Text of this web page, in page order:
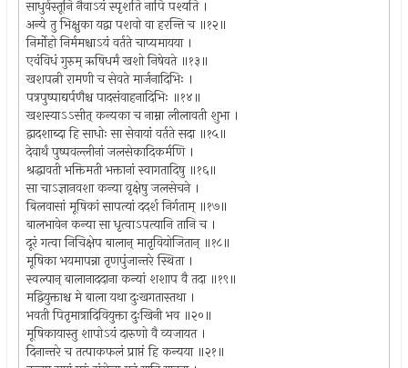
साधुर्वस्तूनि नैवाऽयं स्पृशति नापि पश्यति ।
अन्ये तु भिक्षुका यद्वा पशवो वा हरन्ति च ॥१२॥
निर्मोहो निर्ममश्चाऽयं वर्तते चाप्यमायया ।
एवंविधं गुरुम् ऋषिधर्मं खशो निषेवते ॥१३॥
खशपत्नी रामणी च सेवते मार्जनादिभिः ।
पत्रपुष्पाद्यर्पणैश्च पादसंवाहनादिभिः ॥१४॥
खशस्याऽऽसीत् कन्यका च नाम्ना लीलावती शुभा ।
द्वादशाब्दा हि साधोः सा सेवायां वर्तते सदा ॥१५॥
देवार्थं पुष्पवल्लीनां जलसेकादिकर्मणि ।
श्रद्धावती भक्तिमती भक्तानां स्वागतादिषु ॥१६॥
सा चाऽज्ञानवशा कन्या वृक्षेषु जलसेचने ।
बिलवासां मूषिकां सापत्यां ददर्श निर्गताम् ॥१७॥
बालभावेन कन्या सा धृत्वाऽपत्यानि तानि च ।
दूरं गत्वा निचिक्षेप बालान् मातृवियोजितान् ॥१८॥
मूषिका भयमापन्ना तृणपुंजान्तरे स्थिता ।
स्वल्पान् बालानाददाना कन्यां शशाप वै तदा ॥१९॥
मद्वियुक्ताश्च मे बाला यथा दुःखगतास्तथा ।
भवती पितृमात्रादिवियुक्ता दुःखिनी भव ॥२०॥
मूषिकायास्तु शापोऽयं दारुणो वै व्यजायत ।
दिनान्तरे च तत्पाकफलं प्राप्तं हि कन्यया ॥२१॥